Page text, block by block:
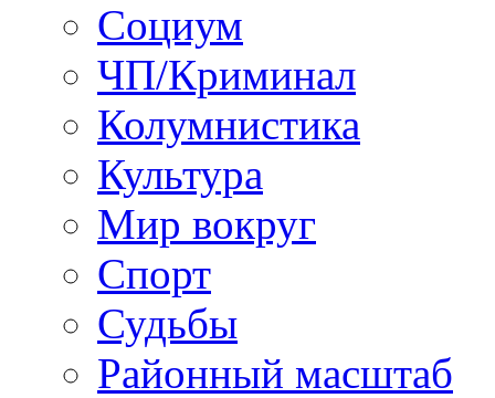
Социум
ЧП/Криминал
Колумнистика
Культура
Мир вокруг
Спорт
Судьбы
Районный масштаб